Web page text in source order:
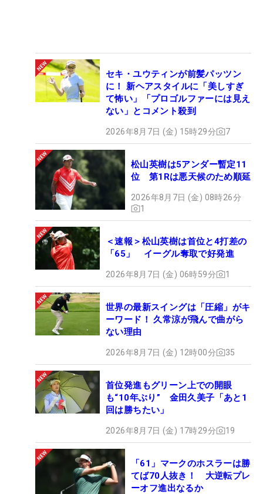
セキ・ユウティンが前髪パッツン
に！ 新ヘアスタイルに「美しすぎ
て怖い」「プロゴルファーには見え
ない」とコメント殺到
2026年8月7日 (金) 15時29分 7
松山英樹は5アンダー暫定11
位 第1Rは悪天候のため順延
2026年8月7日 (金) 08時26分
1
＜速報＞松山英樹は首位と4打差の
「65」 イーグル奪取で好発進
2026年8月7日 (金) 06時59分 1
世界の最新スイングは「圧縮」がキ
ーワード！ 久常涼が飛んで曲がら
ない理由
2026年8月7日 (金) 12時00分 35
首位発進もグリーン上での開眼
も“10年ぶり” 金田久美子「あと1
回は勝ちたい」
2026年8月7日 (金) 17時29分 19
「61」マークのホスラーは勝
てば70人抜き！ 大逆転プレ
ーオフ進出なるか